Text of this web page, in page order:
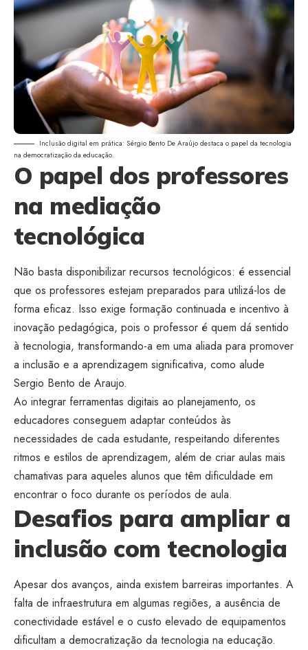
Inclusão digital em prática: Sérgio Bento De Araújo destaca o papel da tecnologia
na democratização da educação.
O papel dos professores
na mediação
tecnológica
Não basta disponibilizar recursos tecnológicos: é essencial
que os professores estejam preparados para utilizá-los de
forma eficaz. Isso exige formação continuada e incentivo à
inovação pedagógica, pois o professor é quem dá sentido
à tecnologia, transformando-a em uma aliada para promover
a inclusão e a aprendizagem significativa, como alude
Sergio Bento de Araujo.
Ao integrar ferramentas digitais ao planejamento, os
educadores conseguem adaptar conteúdos às
necessidades de cada estudante, respeitando diferentes
ritmos e estilos de aprendizagem, além de criar aulas mais
chamativas para aqueles alunos que têm dificuldade em
encontrar o foco durante os períodos de aula.
Desafios para ampliar a
inclusão com tecnologia
Apesar dos avanços, ainda existem barreiras importantes. A
falta de infraestrutura em algumas regiões, a ausência de
conectividade estável e o custo elevado de equipamentos
dificultam a democratização da tecnologia na educação.